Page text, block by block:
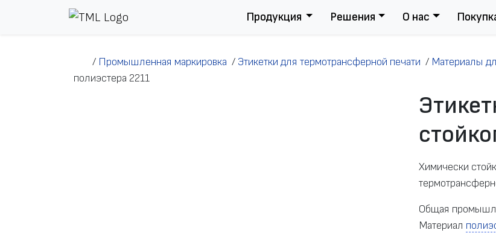
Перейти к содержимому
Продукция Решения О нас
/ Промышленная маркировка / Этикетки для термотрансферной печати / Материалы
полиэстера 2211
Химически
Общая
Материал